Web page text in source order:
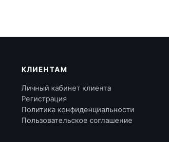
КЛИЕНТАМ
Личный кабинет клиента
Регистрация
Политика конфиденциальности
Пользовательское соглашение